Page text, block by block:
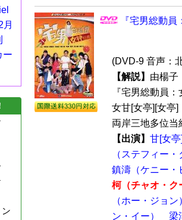
ー
『宅男総動
(DVD-9 音声：
【解説】 由楊子
『宅男総動員
女甘[女亭][女亭
両岸三地多位当
【出演】 甘[女
（ステフィー
鎮濤（ケニー・
柯（チャオ・ク
（ホー・ジョン
ン・イー）
梁